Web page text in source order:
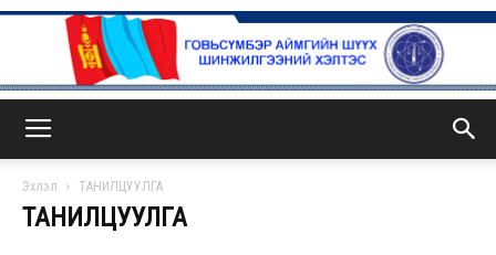
Эхлэл ТАНИЛЦУУЛГА
ТАНИЛЦУУЛГА